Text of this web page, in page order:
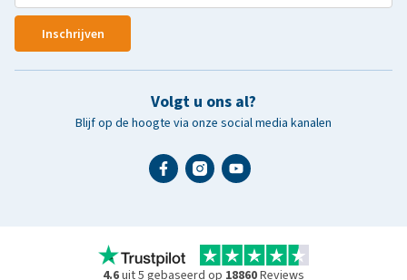
Inschrijven
Volgt u ons al?
Blijf op de hoogte via onze social media kanalen
4.6uit 5 gebaseerd op 18860Reviews